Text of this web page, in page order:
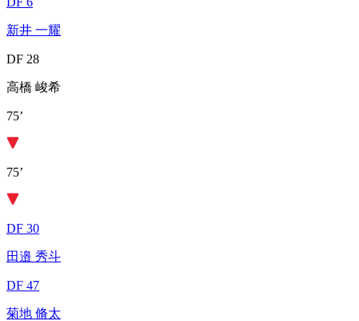
新井 一耀
DF 28
高橋 峻希
75’
75’
DF 30
田邉 秀斗
DF 47
菊地 脩太